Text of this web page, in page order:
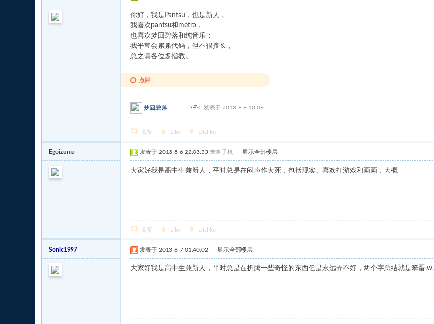
你好，我是Pantsu，也是新人，
我喜欢pantsu和metro，
也喜欢梦回碧落和纯音乐；
我平常会累累代码，但不很擅长，
总之请各位多指教。
点评
梦回碧落 >///< 发表于 2013-8-8 10:08
回复 Like Dislike
Egoizumu 发表于 2013-8-6 22:03:55 来自手机 显示全部楼层
大家好我是高中生兼新人，平时总是在闷声作大死，包括现实。喜欢打游戏和画画，大概
回复 Like Dislike
Sonic1997 发表于 2013-8-7 01:40:02 显示全部楼层
大家好我是高中生兼新人，平时总是在折腾一些奇怪的东西但是永远弄不好，两个字总结就是笨蛋.w.